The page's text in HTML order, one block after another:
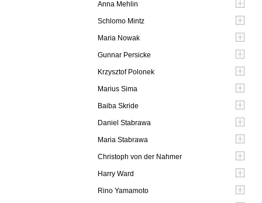
Anna Mehlin
Schlomo Mintz
Maria Nowak
Gunnar Persicke
Krzysztof Polonek
Marius Sima
Baiba Skride
Daniel Stabrawa
Maria Stabrawa
Christoph von der Nahmer
Harry Ward
Rino Yamamoto